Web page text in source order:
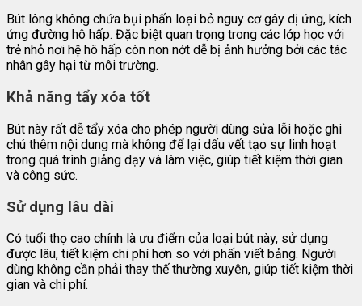
Bút lông không chứa bụi phấn loại bỏ nguy cơ gây dị ứng, kích
ứng đường hô hấp. Đặc biệt quan trọng trong các lớp học với
trẻ nhỏ nơi hệ hô hấp còn non nớt dễ bị ảnh hưởng bởi các tác
nhân gây hại từ môi trường.
Khả năng tẩy xóa tốt
Bút này rất dễ tẩy xóa cho phép người dùng sửa lỗi hoặc ghi
chú thêm nội dung mà không để lại dấu vết tạo sự linh hoạt
trong quá trình giảng dạy và làm việc, giúp tiết kiệm thời gian
và công sức.
Sử dụng lâu dài
Có tuổi thọ cao chính là ưu điểm của loại bút này, sử dụng
được lâu, tiết kiệm chi phí hơn so với phấn viết bảng. Người
dùng không cần phải thay thế thường xuyên, giúp tiết kiệm thời
gian và chi phí.